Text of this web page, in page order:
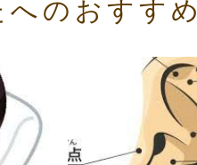
へのおすすめ